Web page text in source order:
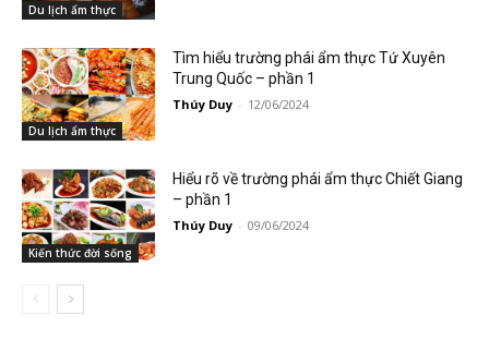
Du lịch ẩm thực
Du lịch ẩm thực
Tìm hiểu trường phái ẩm thực Tứ Xuyên
Trung Quốc – phần 1
Thúy Duy - 12/06/2024
Kiến thức đời sống
Hiểu rõ về trường phái ẩm thực Chiết Giang
– phần 1
Thúy Duy - 09/06/2024